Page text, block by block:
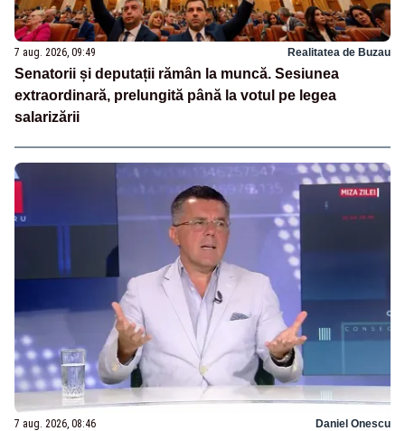
7 aug. 2026, 09:49 Realitatea de Buzau
Senatorii și deputații rămân la muncă. Sesiunea
extraordinară, prelungită până la votul pe legea
salarizării
7 aug. 2026, 08:46 Daniel Onescu